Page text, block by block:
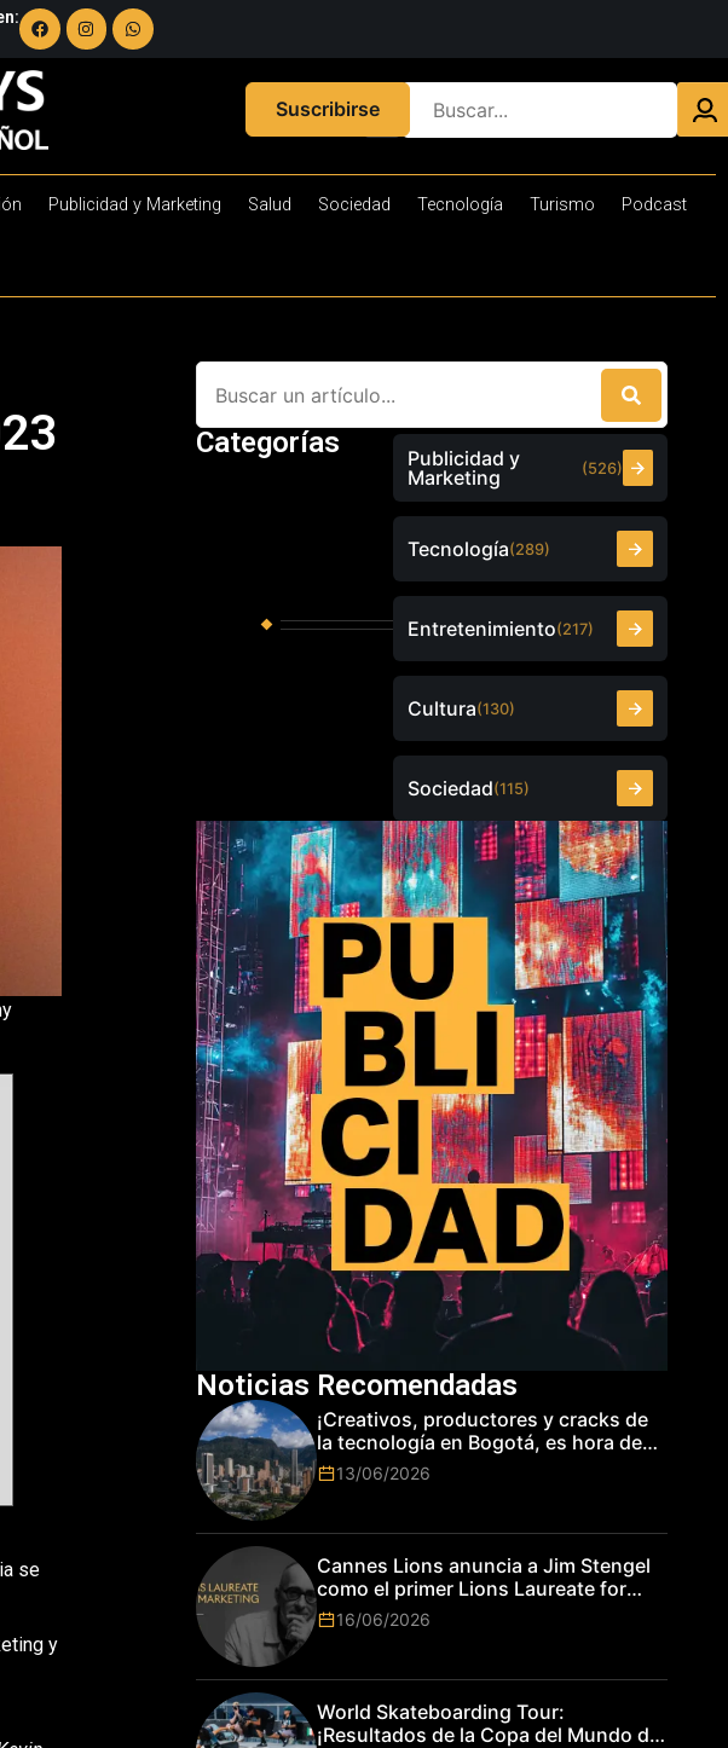
Suscribirse
Publicidad y Marketing Salud Sociedad Tecnología Turismo Podcast
se
y
Categorías
Publicidad y
Marketing
(526)
Tecnología(289)
Entretenimiento(217)
Cultura(130)
Sociedad(115)
Noticias Recomendadas
¡Creativos, productores y cracks de
la tecnología en Bogotá, es hora de
subir de nivel! Las marcas más top
del mundo esperan por su talento.
13/06/2026
Cannes Lions anuncia a Jim Stengel
como el primer Lions Laureate for
Marketing
16/06/2026
World Skateboarding Tour:
¡Resultados de la Copa del Mundo de